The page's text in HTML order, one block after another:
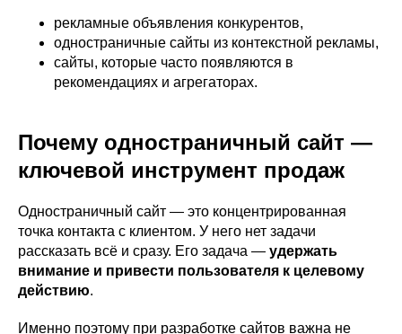
рекламные объявления конкурентов,
одностраничные сайты из контекстной рекламы,
сайты, которые часто появляются в
рекомендациях и агрегаторах.
Почему одностраничный сайт —
ключевой инструмент продаж
Одностраничный сайт — это концентрированная
точка контакта с клиентом. У него нет задачи
рассказать всё и сразу. Его задача — удержать
внимание и привести пользователя к целевому
действию.
Именно поэтому при разработке сайтов важна не